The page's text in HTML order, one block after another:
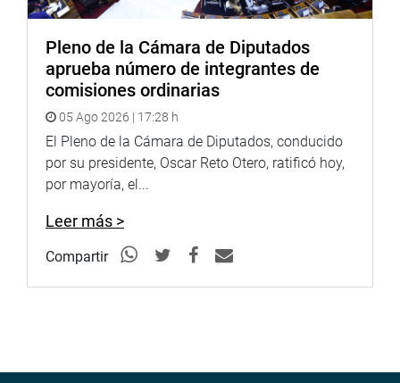
Pleno de la Cámara de Diputados
aprueba número de integrantes de
comisiones ordinarias
05 Ago 2026 | 17:28 h
El Pleno de la Cámara de Diputados, conducido
por su presidente, Oscar Reto Otero, ratificó hoy,
por mayoría, el...
Leer más >
Compartir